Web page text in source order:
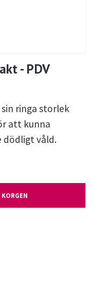
- PDV
ringa storlek
att kunna
dödligt våld.
KORGEN